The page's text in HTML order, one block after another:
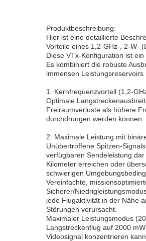
Produktbeschreibung:
Hier ist eine detaillierte
Vorteile eines 1,2-GHz-, 2-W-
Diese VTx-Konfiguration ist
Es kombiniert die robuste
immensen Leistungsreservoirs
1. Kernfrequenzvorteil (1,2-
Optimale
Freiraumverluste als höhere
durchdrungen werden
2. Maximale Leistung mit
Unübertroffene Spitzen-
verfügbaren Sendeleistung
Kilometer erreichen oder
schwierigen
Vereinfachte,
Sicherer/
jede Flugaktivität in der Nähe
Störungen verursacht.
Maximaler Leistungsmodus
Langstreckenflug auf 2000
Videosignal konzentrieren